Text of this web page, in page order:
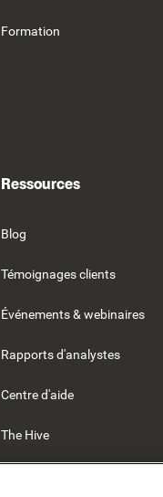
Formation
Ressources
Blog
Témoignages clients
Événements & webinaires
Rapports d'analystes
Centre d'aide
The Hive